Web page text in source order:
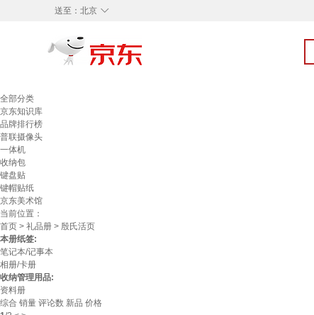
◇
送至： 北京
全部分类
京东知识库
品牌排行榜
普联摄像头
一体机
收纳包
键盘贴
键帽贴纸
京东美术馆
当前位置：
首页 > 礼品册 > 殷氏活页
本册纸签:
笔记本/记事本
相册/卡册
收纳管理用品:
资料册
综合 销量 评论数 新品 价格